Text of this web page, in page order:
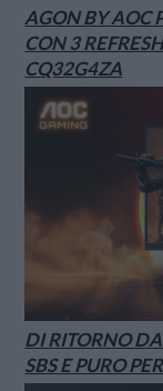
AGON BY AOC
CON 3
CQ32G4ZA
DI RITORNO
SBS E PURO